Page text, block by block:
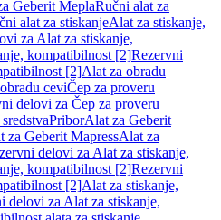
Geberit MeplaRučni alat za
alat za stiskanjeAlat za stiskanje,
za Alat za stiskanje,
kompatibilnost [2]Rezervni
[2]Alat za obradu
ceviČep za proveru
delovi za Čep za proveru
PriborAlat za Geberit
za Geberit MapressAlat za
delovi za Alat za stiskanje,
kompatibilnost [2]Rezervni
[2]Alat za stiskanje,
delovi za Alat za stiskanje,